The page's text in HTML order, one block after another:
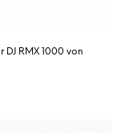
DJ RMX 1000 von